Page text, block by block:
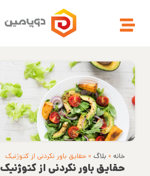
خانه » بلاگ » حقایق باور نکردنی از کتوژنیک
حقایق باور نکردنی از کتوژنیک